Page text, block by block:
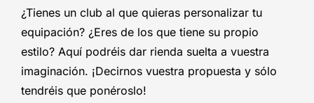
¿Tienes un club al que quieras personalizar tu
equipación? ¿Eres de los que tiene su propio
estilo? Aquí podréis dar rienda suelta a vuestra
imaginación. ¡Decirnos vuestra propuesta y sólo
tendréis que ponéroslo!